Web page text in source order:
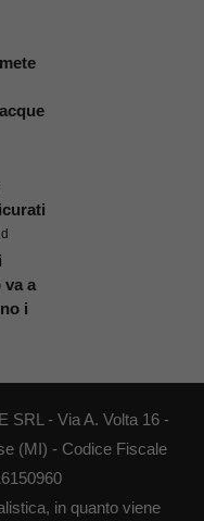
va a
i
SRL - Via A. Volta 16 -
(MI) - Codice Fiscale
in quanto viene